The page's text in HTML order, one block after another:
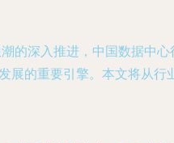
的深入推进，中国数据中
展的重要引擎。本文将从行